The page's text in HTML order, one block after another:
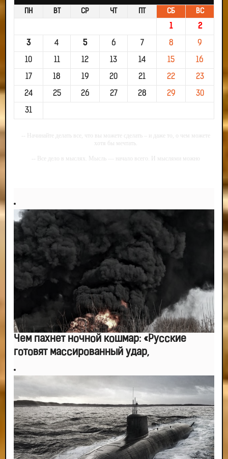
ПН ВТ СР ЧТ ПТ СБ ВС
1 2
3 4 5 6 7 8 9
10 11 12 13 14 15 16
17 18 19 20 21 22 23
24 25 26 27 28 29 30
31
-- Начинайте делать все, что вы можете сделать – и даже то, о чем можете
хотя бы мечтать.
-- Все дело в мыслях. Мысль — начало всего. И мыслями можно
-- Самое большое богатство — это ум. Самая большая нищета — глупость.
Из всех страхов самый пугающий — самолюбование.
-- Лучшее, что можно сделать с хорошим советом, это пропустить его
мимо ушей. Он никогда не бывает полезен никому, кроме того, кто его дал.
-- Люблю давать советы и очень не люблю, когда их дают мне.
Чем пахнет ночной кошмар: «Русские
готовят массированный удар,